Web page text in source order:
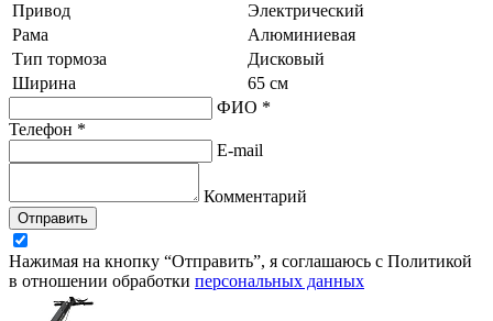
Привод
Электрический
Рама
Алюминиевая
Тип тормоза
Дисковый
Ширина
65 см
ФИО *
Телефон *
E-mail
Комментарий
Отправить
Нажимая на кнопку “Отправить”, я соглашаюсь с Политикой
в отношении обработки персональных данных